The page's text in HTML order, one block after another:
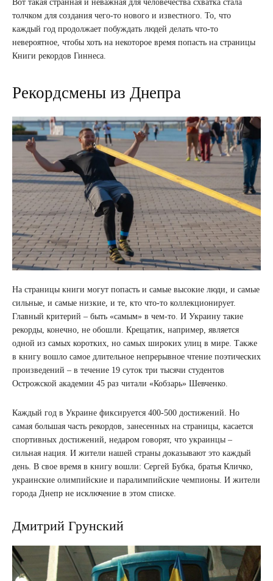
Вот такая странная и неважная для человечества схватка стала
толчком для создания чего-то нового и известного. То, что
каждый год продолжает побуждать людей делать что-то
невероятное, чтобы хоть на некоторое время попасть на страницы
Книги рекордов Гиннеса.
Рекордсмены из Днепра
На страницы книги могут попасть и самые высокие люди, и самые
сильные, и самые низкие, и те, кто что-то коллекционирует.
Главный критерий – быть «самым» в чем-то. И Украину такие
рекорды, конечно, не обошли. Крещатик, например, является
одной из самых коротких, но самых широких улиц в мире. Также
в книгу вошло самое длительное непрерывное чтение поэтических
произведений – в течение 19 суток три тысячи студентов
Острожской академии 45 раз читали «Кобзарь» Шевченко.
Каждый год в Украине фиксируется 400-500 достижений. Но
самая большая часть рекордов, занесенных на страницы, касается
спортивных достижений, недаром говорят, что украинцы –
сильная нация. И жители нашей страны доказывают это каждый
день. В свое время в книгу вошли: Сергей Бубка, братья Кличко,
украинские олимпийские и паралимпийские чемпионы. И жители
города Днепр не исключение в этом списке.
Дмитрий Грунский